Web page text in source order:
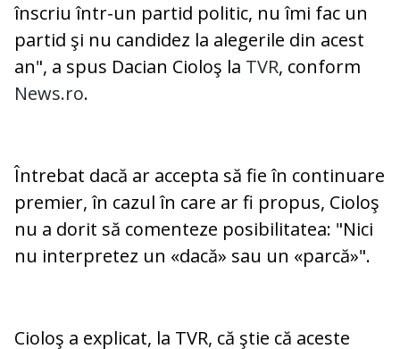
înscriu într-un partid politic, nu îmi fac un
partid şi nu candidez la alegerile din acest
an", a spus Dacian Cioloş la TVR, conform
News.ro.
Întrebat dacă ar accepta să fie în continuare
premier, în cazul în care ar fi propus, Cioloş
nu a dorit să comenteze posibilitatea: "Nici
nu interpretez un «dacă» sau un «parcă»".
Cioloş a explicat, la TVR, că ştie că aceste